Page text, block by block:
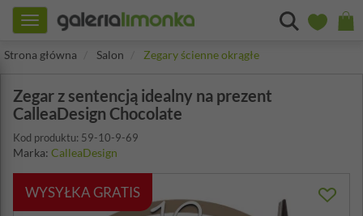
Toggle
navigation
Strona główna
Salon Zegary ścienne okrągłe
Zegar z sentencją idealny na prezent
CalleaDesign Chocolate
Kod produktu: 59-10-9-69
Marka: CalleaDesign
WYSYŁKA GRATIS